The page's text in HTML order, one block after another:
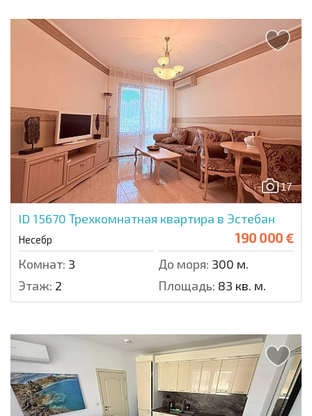
17
ID 15670 Трехкомнатная квартира в Эстебан
Несебр 190 000 €
Комнат: 3 До моря: 300 м.
Этаж: 2 Площадь: 83 кв. м.